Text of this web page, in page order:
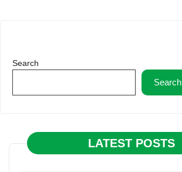
Search
Search
LATEST POSTS